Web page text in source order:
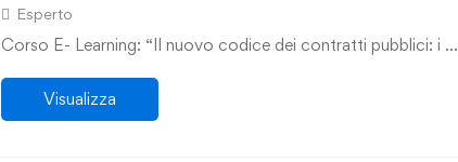
digitalizzazione dei contratti”.
Esperto
Corso E- Learning: “Il nuovo codice dei contratti pubblici: i …
Visualizza